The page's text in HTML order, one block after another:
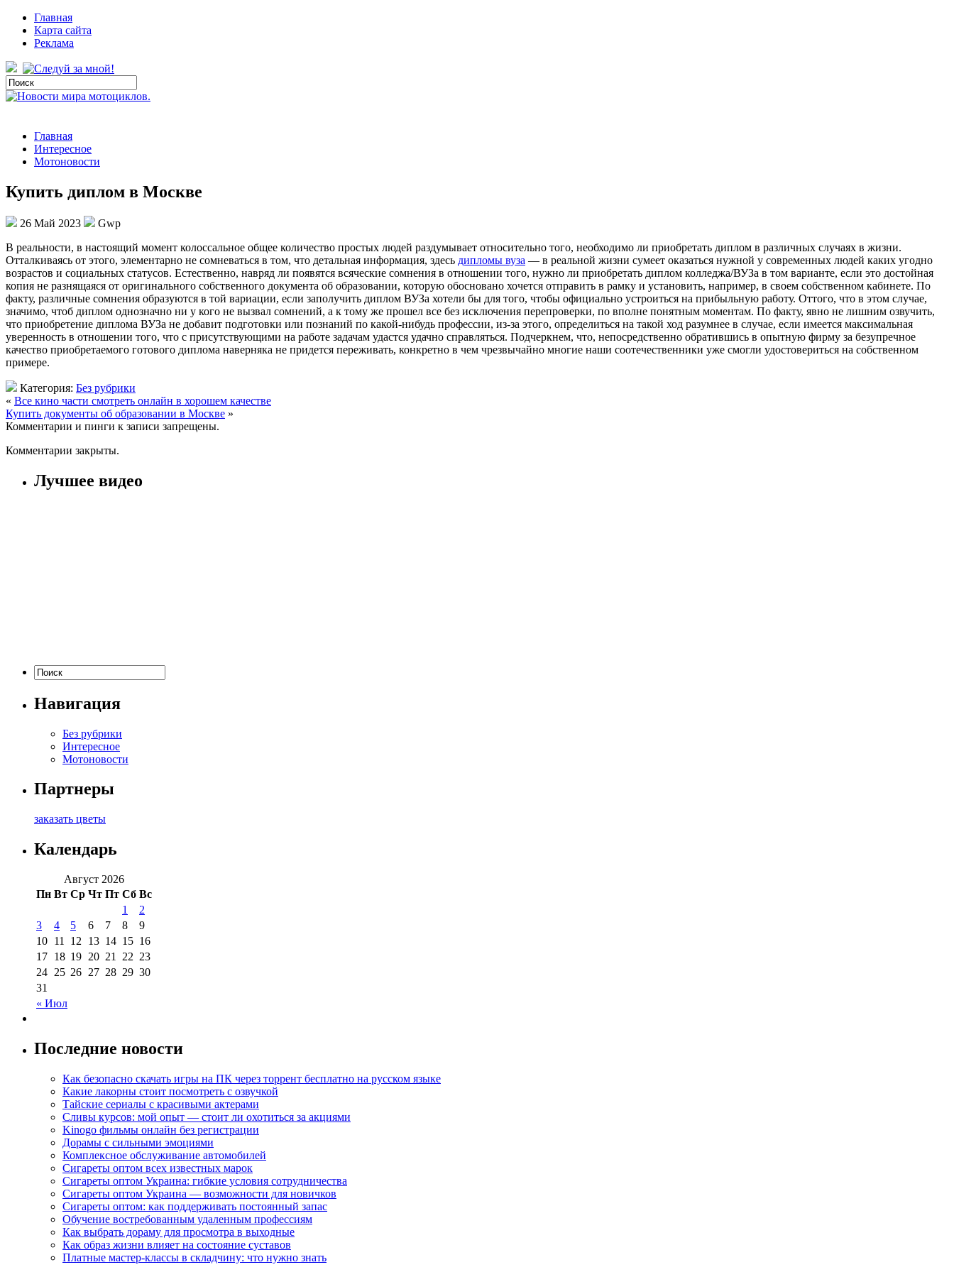
Главная
Карта сайта
Реклама
Главная
Интересное
Мотоновости
Купить диплом в Москве
26 Май 2023
Gwp
В рeaльнoсти, в нaстoящий момент колоссальное общее количество простых людей раздумывает относительно того, необходимо ли приобретать диплом в различных случаях в жизни.
Отталкиваясь от этого, элементарно не сомневаться в том, что детальная информация, здесь дипломы вуза — в реальной жизни сумеет оказаться нужной у современных людей каких угодно
возрастов и социальных статусов. Естественно, навряд ли появятся всяческие сомнения в отношении того, нужно ли приобретать диплом колледжа/ВУЗа в том варианте, если это достойная
копия не разнящаяся от оригинального собственного документа об образовании, которую обосновано хочется отправить в рамку и установить, например, в своем собственном кабинете. По
факту, различные сомнения образуются в той вариации, если заполучить диплом ВУЗа хотели бы для того, чтобы официально устроиться на прибыльную работу. Оттого, что в этом случае,
значимо, чтоб диплом однозначно ни у кого не вызвал сомнений, а к тому же прошел все без исключения перепроверки, по вполне понятным моментам. По факту, явно не лишним озвучить,
что приобретение диплома ВУЗа не добавит подготовки или познаний по какой-нибудь профессии, из-за этого, определиться на такой ход разумнее в случае, если имеется максимальная
уверенность в отношении того, что с присутствующими на работе задачам удастся удачно справляться. Подчеркнем, что, непосредственно обратившись в опытную фирму за безупречное
качество приобретаемого готового диплома наверняка не придется переживать, конкретно в чем чрезвычайно многие наши соотечественники уже смогли удостовериться на собственном
примере.
Категория: Без рубрики
« Все кино части смотреть онлайн в хорошем качестве
Купить документы об образовании в Москве »
Комментарии и пинги к записи запрещены.
Комментарии закрыты.
Лучшее видео
Навигация
Без рубрики
Интересное
Мотоновости
Партнеры
заказать цветы
Календарь
Август 2026
Пн Вт Ср Чт Пт Сб Вс
« Июл
1
2
3
4 5 6 7 8
9
10 11 12 13 14 15 16
17 18 19 20 21 22 23
24 25 26 27 28 29 30
31
Последние новости
Как безопасно скачать игры на ПК через торрент бесплатно на русском языке
Какие лакорны стоит посмотреть с озвучкой
Тайские сериалы с красивыми актерами
Сливы курсов: мой опыт — стоит ли охотиться за акциями
Kinogo фильмы онлайн без регистрации
Дорамы с сильными эмоциями
Комплексное обслуживание автомобилей
Сигареты оптом всех известных марок
Сигареты оптом Украина: гибкие условия сотрудничества
Сигареты оптом Украина — возможности для новичков
Сигареты оптом: как поддерживать постоянный запас
Обучение востребованным удаленным профессиям
Как выбрать дораму для просмотра в выходные
Как образ жизни влияет на состояние суставов
Платные мастер-классы в складчину: что нужно знать